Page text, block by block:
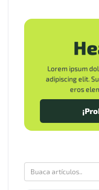
Lorem ipsum
adipiscing elit.
eros